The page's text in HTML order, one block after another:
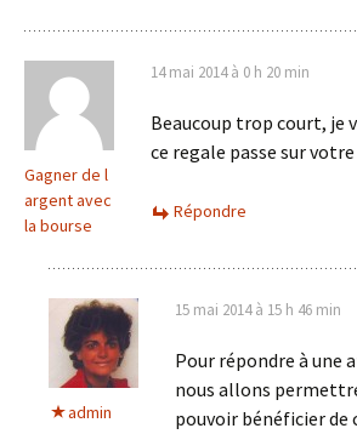
Gagner de l
argent avec
la bourse
14 mai 2014 à 0 h 20 min
Beaucoup trop court, je
ce regale passe sur
Répondre
admin
15 mai 2014 à 15 h 46 min
Pour répondre à une
nous allons
pouvoir bénéficier de